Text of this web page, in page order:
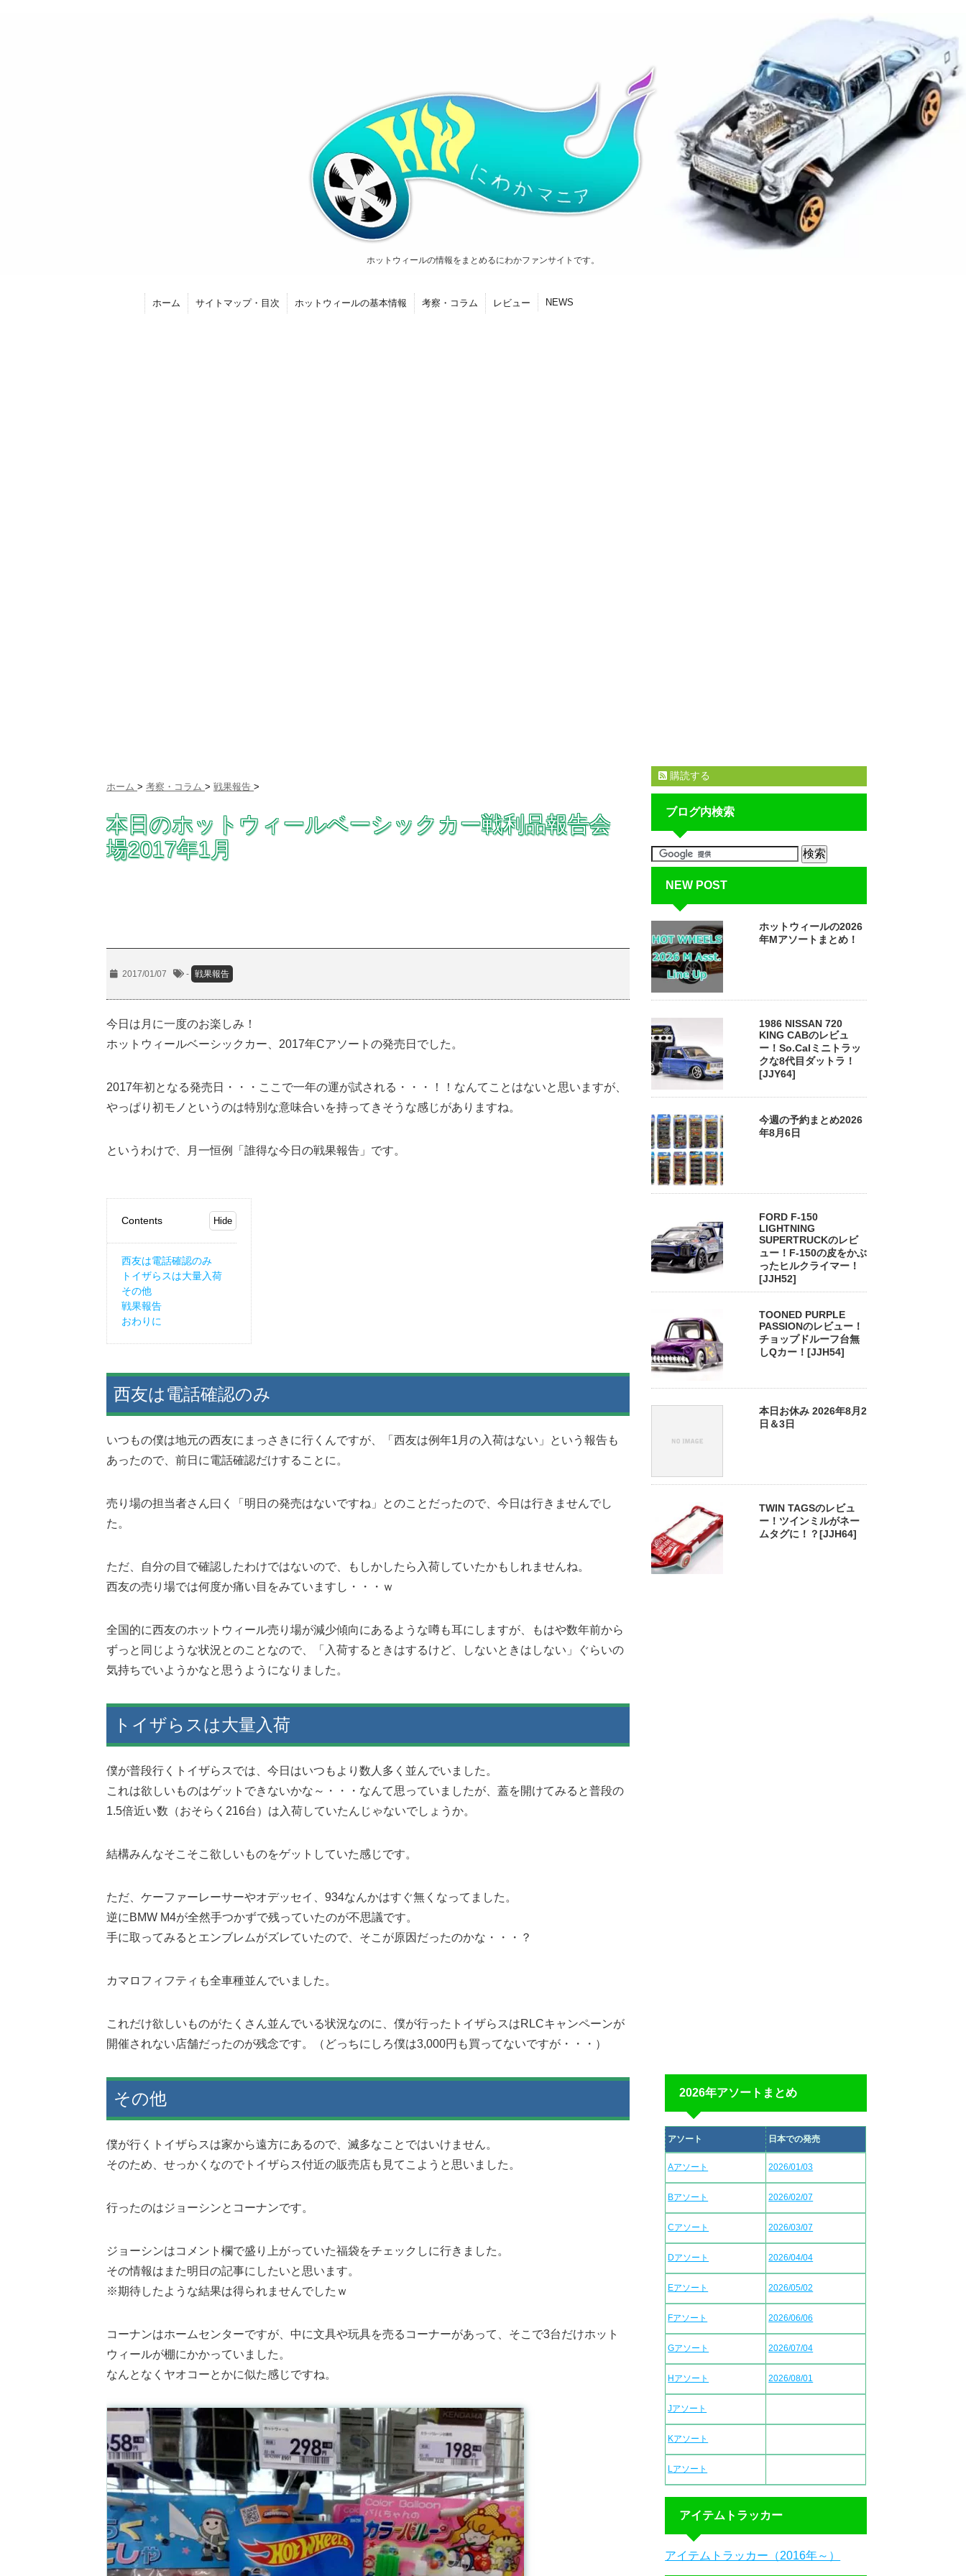
ホットウィールの情報をまとめるにわかファンサイトです。
ホーム サイトマップ・目次 ホットウィールの基本情報 考察・コラム レビュー NEWS
ホーム > 考察・コラム > 戦果報告 >
本日のホットウィールベーシックカー戦利品報告会
場2017年1月
2017/01/07 - 戦果報告
今日は月に一度のお楽しみ！
ホットウィールベーシックカー、2017年Cアソートの発売日でした。
2017年初となる発売日・・・ここで一年の運が試される・・・！！なんてことはないと思いますが、
やっぱり初モノというのは特別な意味合いを持ってきそうな感じがありますね。
というわけで、月一恒例「誰得な今日の戦果報告」です。
Contents
西友は電話確認のみ
トイザらスは大量入荷
その他
戦果報告
おわりに
西友は電話確認のみ
いつもの僕は地元の西友にまっさきに行くんですが、「西友は例年1月の入荷はない」という報告も
あったので、前日に電話確認だけすることに。
売り場の担当者さん曰く「明日の発売はないですね」とのことだったので、今日は行きませんでし
た。
ただ、自分の目で確認したわけではないので、もしかしたら入荷していたかもしれませんね。
西友の売り場では何度か痛い目をみていますし・・・ｗ
全国的に西友のホットウィール売り場が減少傾向にあるような噂も耳にしますが、もはや数年前から
ずっと同じような状況とのことなので、「入荷するときはするけど、しないときはしない」ぐらいの
気持ちでいようかなと思うようになりました。
トイザらスは大量入荷
僕が普段行くトイザらスでは、今日はいつもより数人多く並んでいました。
これは欲しいものはゲットできないかな～・・・なんて思っていましたが、蓋を開けてみると普段の
1.5倍近い数（おそらく216台）は入荷していたんじゃないでしょうか。
結構みんなそこそこ欲しいものをゲットしていた感じです。
ただ、ケーファーレーサーやオデッセイ、934なんかはすぐ無くなってました。
逆にBMW M4が全然手つかずで残っていたのが不思議です。
手に取ってみるとエンブレムがズレていたので、そこが原因だったのかな・・・？
カマロフィフティも全車種並んでいました。
これだけ欲しいものがたくさん並んでいる状況なのに、僕が行ったトイザらスはRLCキャンペーンが
開催されない店舗だったのが残念です。（どっちにしろ僕は3,000円も買ってないですが・・・）
その他
僕が行くトイザらスは家から遠方にあるので、滅多なことではいけません。
そのため、せっかくなのでトイザらス付近の販売店も見てこようと思いました。
行ったのはジョーシンとコーナンです。
ジョーシンはコメント欄で盛り上がっていた福袋をチェックしに行きました。
その情報はまた明日の記事にしたいと思います。
※期待したような結果は得られませんでしたｗ
コーナンはホームセンターですが、中に文具や玩具を売るコーナーがあって、そこで3台だけホット
ウィールが棚にかかっていました。
なんとなくヤオコーとかに似た感じですね。
購読する
ブログ内検索
NEW POST
ホットウィールの2026
年Mアソートまとめ！
1986 NISSAN 720
KING CABのレビュ
ー！So.Calミニトラッ
クな8代目ダットラ！
[JJY64]
今週の予約まとめ2026
年8月6日
FORD F-150
LIGHTNING
SUPERTRUCKのレビ
ュー！F-150の皮をかぶ
ったヒルクライマー！
[JJH52]
TOONED PURPLE
PASSIONのレビュー！
チョップドルーフ台無
しQカー！[JJH54]
本日お休み 2026年8月2
日＆3日
TWIN TAGSのレビュ
ー！ツインミルがネー
ムタグに！？[JJH64]
2026年アソートまとめ
アソート 日本での発売
Aアソート 2026/01/03
Bアソート 2026/02/07
Cアソート 2026/03/07
Dアソート 2026/04/04
Eアソート 2026/05/02
Fアソート 2026/06/06
Gアソート 2026/07/04
Hアソート 2026/08/01
Jアソート
Kアソート
Lアソート
アイテムトラッカー
アイテムトラッカー（2016年～）